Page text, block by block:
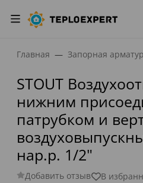
Главная Запорная
STOUT
нижним
патрубком и
нар.р. 1/2"
Добавить отзыв В